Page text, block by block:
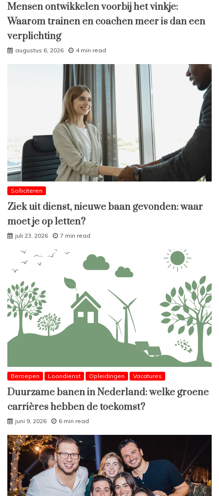
Mensen ontwikkelen voorbij het vinkje:
Waarom trainen en coachen meer is dan een
verplichting
augustus 6, 2026 4 min read
Solliciteren
Ziek uit dienst, nieuwe baan gevonden: waar
moet je op letten?
juli 23, 2026 7 min read
Beroepen Loondienst Opleidingen Vacatures
Duurzame banen in Nederland: welke groene
carrières hebben de toekomst?
juni 9, 2026 6 min read